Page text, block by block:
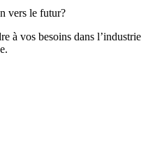
vers le futur?
à vos besoins dans l’industrie